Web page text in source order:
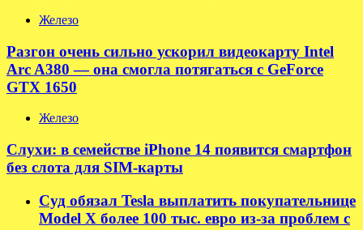
Железо
Разгон очень сильно ускорил видеокарту Intel
Arc A380 — она смогла потягаться с GeForce
GTX 1650
Железо
Слухи: в семействе iPhone 14 появится смартфон
без слота для SIM-карты
Суд обязал Tesla выплатить покупательнице
Model X более 100 тыс. евро из-за проблем с